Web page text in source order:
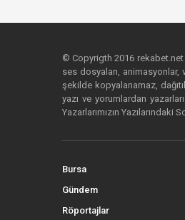
© Copyrigth 2016 rekabet.net
ses dosyaları, animasyonlar,
şekilde kopyalanamaz,
yazı ve yorumlardan
Yazarlarımızın
Bursa
Gündem
Röportajlar